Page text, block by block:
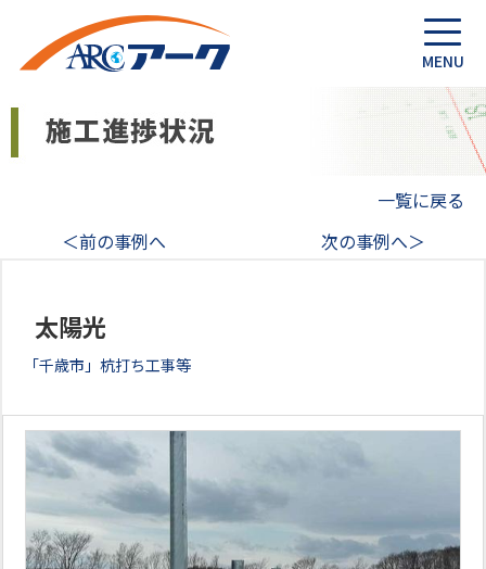
一覧に戻る
＜前の事例へ
次の事例へ＞
太陽光
「千歳市」杭打ち工事等